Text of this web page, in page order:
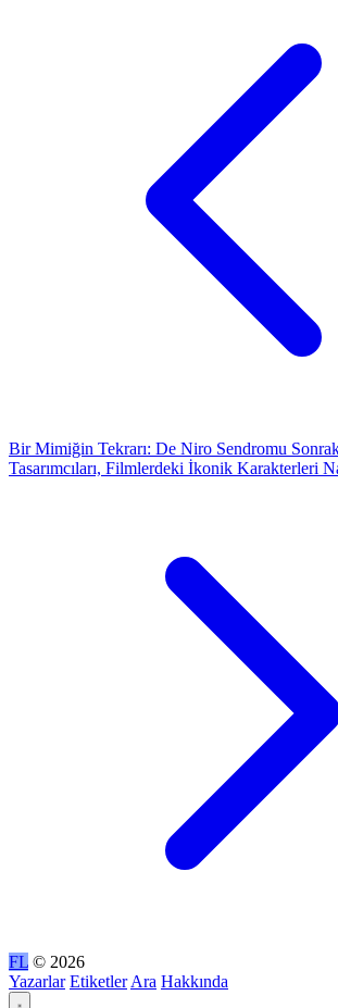
Bir Mimiğin Tekrarı: De Niro Sendromu
Tasarımcıları, Filmlerdeki İkonik Karakterleri
FL © 2026
Yazarlar Etiketler Ara Hakkında